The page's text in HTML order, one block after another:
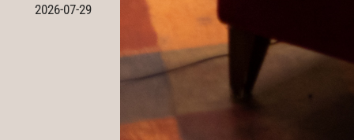
2026-07-29